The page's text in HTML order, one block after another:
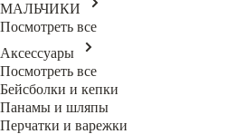
МАЛЬЧИКИ
Посмотреть все
Аксессуары
Посмотреть все
Бейсболки и кепки
Панамы и шляпы
Перчатки и варежки